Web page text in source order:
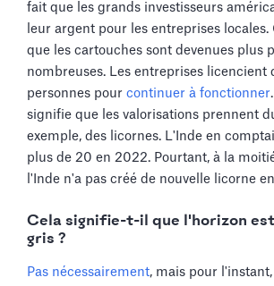
fait que les grands investisseurs
leur argent pour les entreprises locales.
que les cartouches sont devenues plus
nombreuses. Les entreprises licencient
personnes pour continuer à fonctionner
signifie que les valorisations prennent
exemple, des licornes. L'Inde en
plus de 20 en 2022. Pourtant, à la
l'Inde n'a pas créé de nouvelle licorne
Cela signifie-t-il que l'horizon
gris ?
Pas nécessairement, mais pour